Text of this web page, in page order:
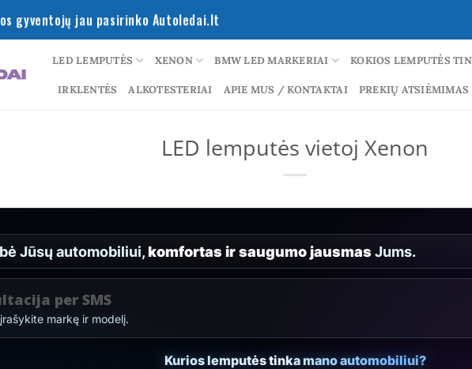
gyventojų jau pasirinko Autoledai.lt
LED LEMPUTĖS XENON BMW LED MARKERIAI KOKIOS LEMPUTĖS
IRKLENTĖS ALKOTESTERIAI APIE MUS / KONTAKTAI PREKIŲ ATSIĖMIMAS
LED lemputės vietoj Xenon
Jūsų automobiliui,komfortas ir saugumo jausmas Jums.
per SMS
markę ir modelį.
Kurios lemputės tinka mano automobiliui?